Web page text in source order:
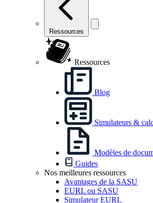
Ressources
Ressources
Blog
Simulateurs &
Modèles de
Guides
Nos meilleures ressources
Avantages de la SASU
EURL ou SASU
Simulateur EURL